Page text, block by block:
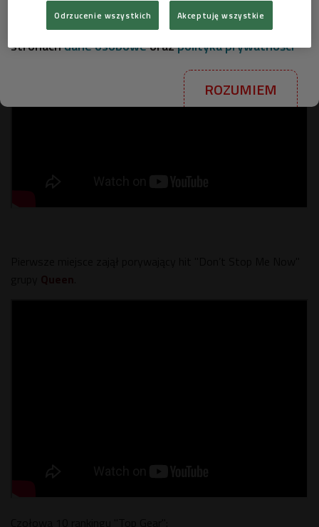
Więcej informacji na ten temat znajdziesz na
stronachdane osoboweorazpolityka prywatności
ROZUMIEM
Odrzucenie wszystkich Akceptuję wszystkie